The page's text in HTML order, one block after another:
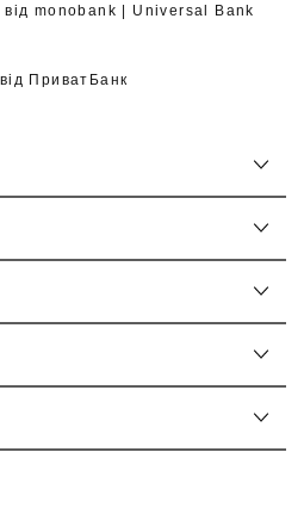
monobank | Universal Bank
ПриватБанк